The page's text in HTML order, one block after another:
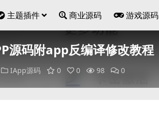
主题插件 商业源码 游戏源码
源码附app反编译修改教程
IApp源码 0 0 98 0